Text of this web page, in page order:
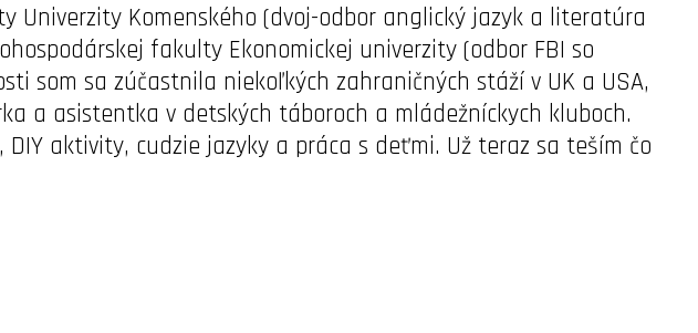
Univerzity Komenského (dvoj-odbor anglický jazyk a literatúra
fakulty Ekonomickej univerzity (odbor FBI so
som sa zúčastnila niekoľkých zahraničných stáží v UK a USA,
a asistentka v detských táboroch a mládežníckych kluboch.
aktivity, cudzie jazyky a práca s deťmi. Už teraz sa teším čo